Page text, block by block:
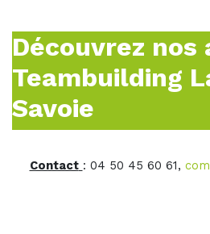
Découvrez
Teambuilding
Savoie
Contact : 04 50 45 60 61,